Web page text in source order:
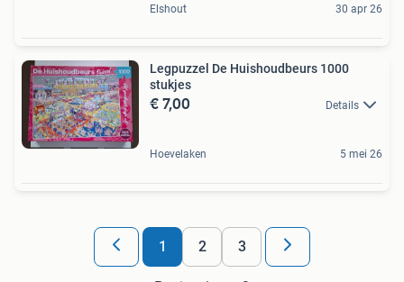
Elshout 30 apr 26
Legpuzzel De Huishoudbeurs 1000
stukjes
€ 7,00 Details
Hoevelaken 5 mei 26
1 2 3